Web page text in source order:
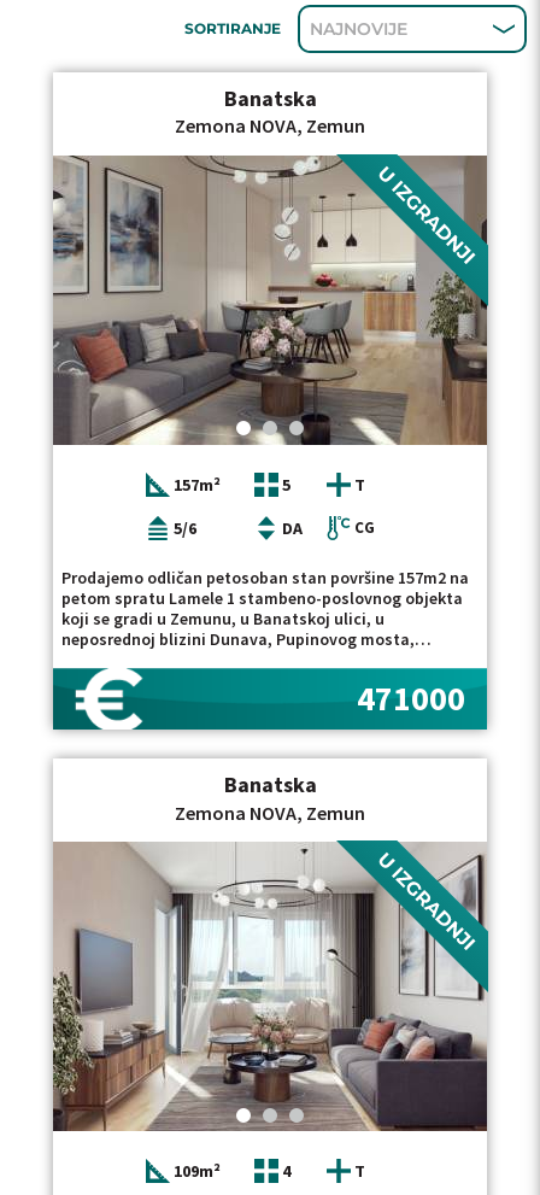
NOVO U IZGRADNJI
RENOVIRANO
UKNJIŽENO
NOVOGRADNJA
LUKS
USELJIVO
SALONSKI
DUPLEKS
GARAŽA
PARKING
LIFT
SORTIRANJE NAJNOVIJE
Banatska
Zemona NOVA, Zemun
157m² 5
T
5/6
DA CG
Prodajemo odličan petosoban stan površine 157m2 na
petom spratu Lamele 1 stambeno-poslovnog objekta
koji se gradi u Zemunu, u Banatskoj ulici, u
neposrednoj blizini Dunava, Pupinovog mosta,
odličnu funkcionalnost i mogućnost prilagođavanja
vašim potrebama. Orijentisan je ka zapadu, što znači
da uživa u obilju prirodne svetlosti tokom
popodnevnih sati. Sastoji se od prostranog ulaza,
kupatila i dodatnog wc-a, četiri spavaće sobe,
trpezarije, dnevne sobe, kuhinje i terase. Udobnost,
praktičnost i potencijal za prilagođavanje čine ovaj
stan odličnim izborom! Od materijala i opreme koji će
biti ugrađeni u stan izdvajamo: Spoljašnja stolarija:
kvalitetni inostrani PVC profili sa vrhunskim okovom
zahvaljujući kojima objekat ima B energetski razred.
Spoljašnja obloga profila je od aluminijuma, ugradjene
aluminijumske roletne, Unutrašnja stolarija: MDF
unutrašnja vrata farbana poliuretanskom belom
bojom sa prvoklasnim okovima i kvakama inostranih
brendova, Sigurnosna vrata u stanu: Ulazna vrata su
visokokvalitetna, sigurnosna. Vrata ispunjavaju sve
relevantne zahteve vezane za akustiku i bezbednost.
Završna obrada krila je od drvenog furnira, obostrano
obložena, Parket: Vrhunski troslojni, gotov hrastov
parket, završno obrađen I lakiran, sa parket lajsnom,
visine 8cm, Keramika: inostrane granitne, keramičke
pločice renomiranih brendova, na terasama
sistem vodokotlića uz prateću sanitarnu galanteriju
471000
Banatska
Zemona NOVA, Zemun
109m² 4
T